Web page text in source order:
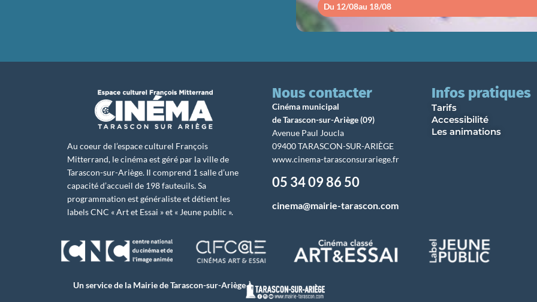
Du 12/08au 18/08
Au coeur de l’espace culturel François
Mitterrand, le cinéma est géré par la ville de
Tarascon-sur-Ariège. Il comprend 1 salle d’une
capacité d’accueil de 198 fauteuils. Sa
programmation est généraliste et détient les
labels CNC « Art et Essai » et « Jeune public ».
Nous contacter
Cinéma municipal
de Tarascon-sur-Ariège (09)
Avenue Paul Joucla
09400 TARASCON-SUR-ARIÈGE
www.cinema-tarasconsurariege.fr
05 34 09 86 50
cinema@mairie-tarascon.com
Infos pratiques
Tarifs
Accessibilité
Les animations
Un service de la Mairie de Tarascon-sur-Ariège